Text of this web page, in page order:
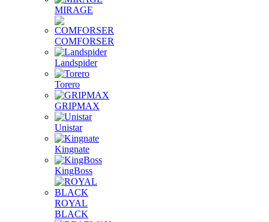
MIRAGE
COMFORSER
Landspider
Torero
GRIPMAX
Unistar
Kingnate
KingBoss
ROYAL
BLACK